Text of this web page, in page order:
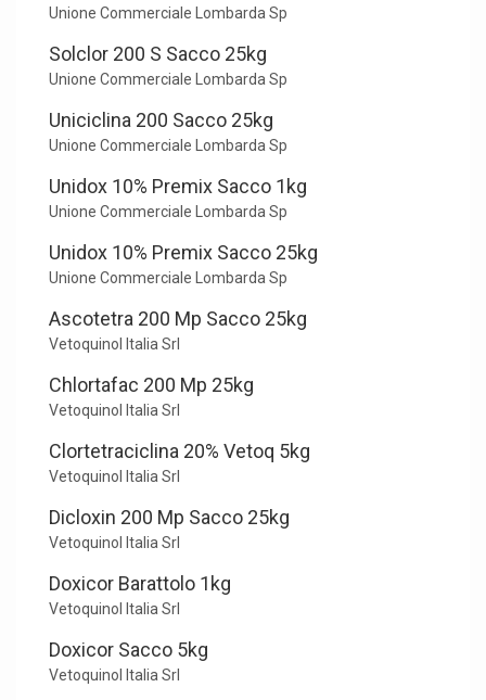
Unione Commerciale Lombarda Sp
Solclor 200 S Sacco 25kg
Unione Commerciale Lombarda Sp
Uniciclina 200 Sacco 25kg
Unione Commerciale Lombarda Sp
Unidox 10% Premix Sacco 1kg
Unione Commerciale Lombarda Sp
Unidox 10% Premix Sacco 25kg
Unione Commerciale Lombarda Sp
Ascotetra 200 Mp Sacco 25kg
Vetoquinol Italia Srl
Chlortafac 200 Mp 25kg
Vetoquinol Italia Srl
Clortetraciclina 20% Vetoq 5kg
Vetoquinol Italia Srl
Dicloxin 200 Mp Sacco 25kg
Vetoquinol Italia Srl
Doxicor Barattolo 1kg
Vetoquinol Italia Srl
Doxicor Sacco 5kg
Vetoquinol Italia Srl